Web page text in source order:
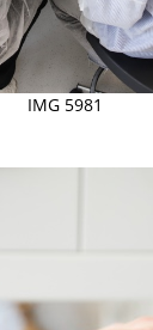
IMG 5981